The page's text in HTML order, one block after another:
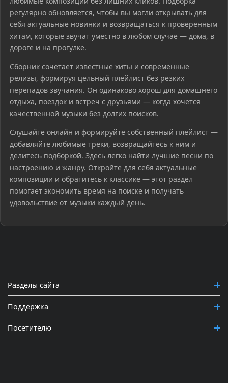
регулярно обновляется, чтобы вы могли открывать для
себя актуальные новинки и возвращаться к проверенным
хитам, которые звучат уместно в любом случае — дома, в
дороге и на прогулке.
Сборник сочетает известные хиты и современные
релизы, формируя цельный плейлист без резких
перепадов звучания. Он одинаково хорош для домашнего
отдыха, поездок и встреч с друзьями — когда хочется
качественной музыки без долгих поисков.
Слушайте онлайн и формируйте собственный плейлист —
добавляйте любимые треки, возвращайтесь к ним и
делитесь подборкой. Здесь легко найти лучшие песни по
настроению и жанру. Откройте для себя актуальные
композиции и обратитесь к классике — этот раздел
помогает экономить время на поиске и получать
удовольствие от музыки каждый день.
Разделы сайта
Поддержка
Посетителю